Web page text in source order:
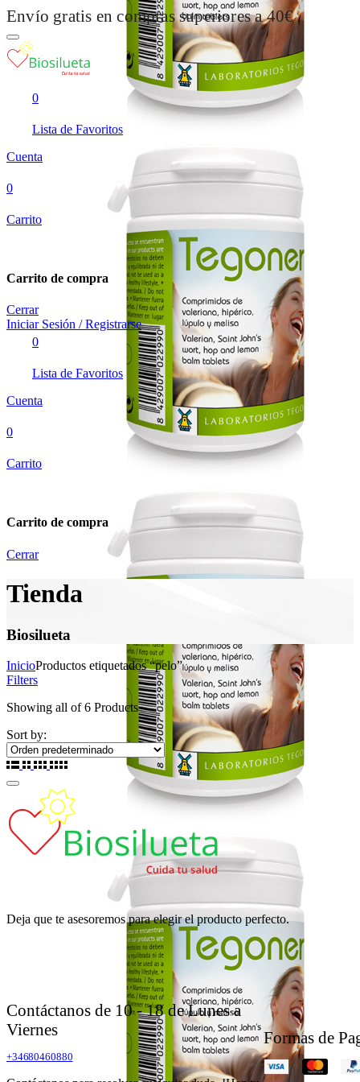
Envío gratis en compras superiores a 40€
0
Lista de Favoritos
Cuenta
0
Carrito
Carrito de compra
Cerrar
Iniciar Sesión / Registrarse
0
Lista de Favoritos
Cuenta
0
Carrito
Carrito de compra
Cerrar
Tienda
Biosilueta
InicioProductos etiquetados “pelo”
Filters
Showing all of 6 Products
Sort by:
Deja que te asesoremos para elegir el producto perfecto.
Contáctanos de 10 - 18 de Lunes a
Viernes
+34680460880
Formas de